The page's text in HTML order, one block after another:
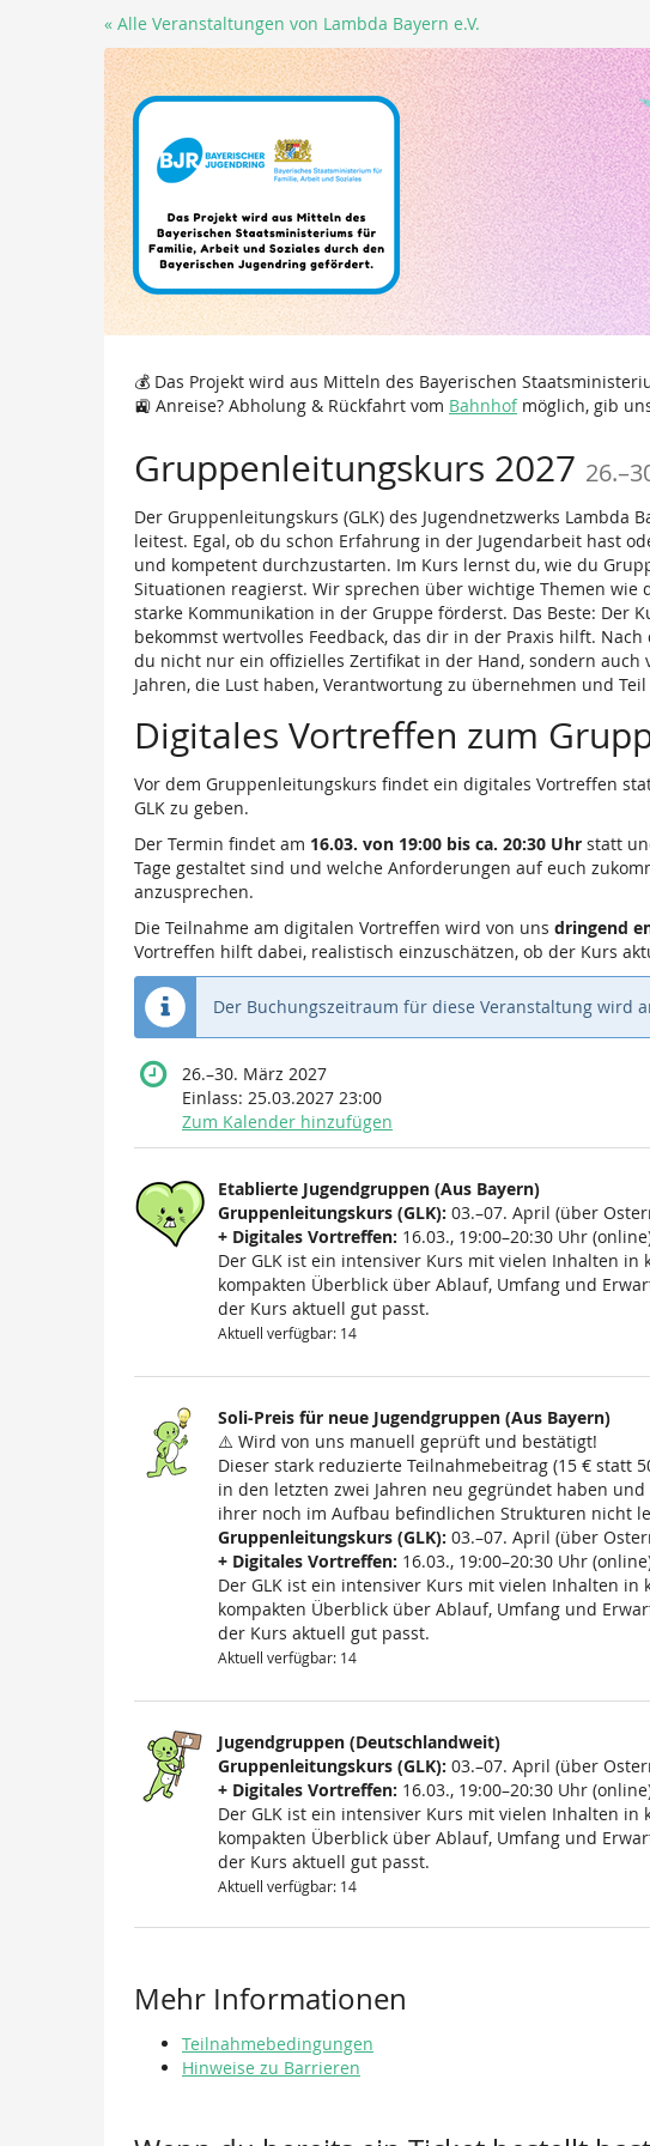
« Alle Veranstaltungen von Lambda Bayern e.V.
💰 Das Projekt wird aus Mitteln des Bayerischen
🚉 Anreise? Abholung & Rückfahrt vom Bahnhofmöglich, gib
Gruppenleitungskurs 2027 26.–
Der Gruppenleitungskurs (GLK) des Jugendnetzwerks
leitest. Egal, ob du schon Erfahrung in der Jugendarbeit hast
und kompetent durchzustarten. Im Kurs lernst du, wie du
Situationen reagierst. Wir sprechen über wichtige Themen
starke Kommunikation in der Gruppe förderst. Das Beste:
bekommst wertvolles Feedback, das dir in der Praxis hilft.
du nicht nur ein offizielles Zertifikat in der Hand, sondern
Jahren, die Lust haben, Verantwortung zu übernehmen und
Digitales Vortreffen zum
Vor dem Gruppenleitungskurs findet ein digitales Vortreffen
GLK zu geben.
Der Termin findet am 16.03. von 19:00 bis ca. 20:30 Uhr statt
Tage gestaltet sind und welche Anforderungen auf euch
anzusprechen.
Die Teilnahme am digitalen Vortreffen wird von uns dringend
Vortreffen hilft dabei, realistisch einzuschätzen, ob der Kurs
Der Buchungszeitraum für diese Veranstaltung wird
26.–bis
30. März 2027
Einlass: 25.03.2027 23:00
Zum Kalender hinzufügen
Produkte
Unkategorisierte
Produkte
Etablierte Jugendgruppen (Aus Bayern)
Gruppenleitungskurs (GLK): 03.–07. April (über
+ Digitales Vortreffen: 16.03., 19:00–20:30 Uhr
Der GLK ist ein intensiver Kurs mit vielen Inhalten
kompakten Überblick über Ablauf, Umfang und
der Kurs aktuell gut passt.
Aktuell verfügbar: 14
Soli-Preis für neue Jugendgruppen (Aus Bayern)
⚠️ Wird von uns manuell geprüft und bestätigt!
Dieser stark reduzierte Teilnahmebeitrag (15 € statt
in den letzten zwei Jahren neu gegründet haben
ihrer noch im Aufbau befindlichen Strukturen nicht
Gruppenleitungskurs (GLK): 03.–07. April (über
+ Digitales Vortreffen: 16.03., 19:00–20:30 Uhr
Der GLK ist ein intensiver Kurs mit vielen Inhalten
kompakten Überblick über Ablauf, Umfang und
der Kurs aktuell gut passt.
Aktuell verfügbar: 14
Jugendgruppen (Deutschlandweit)
Gruppenleitungskurs (GLK): 03.–07. April (über
+ Digitales Vortreffen: 16.03., 19:00–20:30 Uhr
Der GLK ist ein intensiver Kurs mit vielen Inhalten
kompakten Überblick über Ablauf, Umfang und
der Kurs aktuell gut passt.
Aktuell verfügbar: 14
Mehr Informationen
Teilnahmebedingungen
Hinweise zu Barrieren